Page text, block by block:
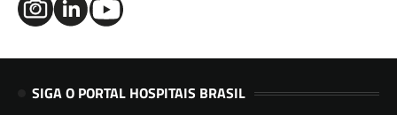
SIGA O PORTAL HOSPITAIS BRASIL